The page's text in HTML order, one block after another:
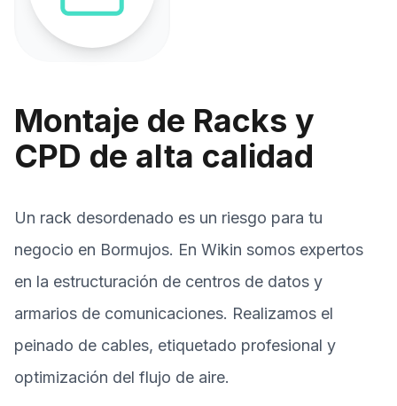
Montaje de Racks y
CPD de alta calidad
Un rack desordenado es un riesgo para tu
negocio en Bormujos. En Wikin somos expertos
en la estructuración de centros de datos y
armarios de comunicaciones. Realizamos el
peinado de cables, etiquetado profesional y
optimización del flujo de aire.